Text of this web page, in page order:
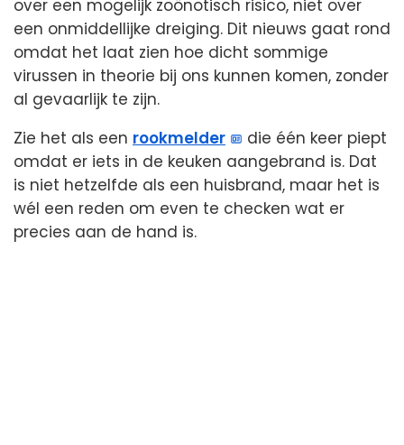
over een mogelijk zoönotisch risico, niet over
een onmiddellijke dreiging. Dit nieuws gaat rond
omdat het laat zien hoe dicht sommige
virussen in theorie bij ons kunnen komen, zonder
al gevaarlijk te zijn.
Zie het als een rookmelder
die één keer piept
omdat er iets in de keuken aangebrand is. Dat
is niet hetzelfde als een huisbrand, maar het is
wél een reden om even te checken wat er
precies aan de hand is.